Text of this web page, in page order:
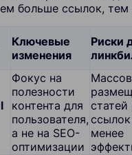
больше ссылок, тем
Ключевые
изменения
Риски
Фокус на
полезности
контента для
пользователя,
а не на SEO-
оптимизации
статей
менее